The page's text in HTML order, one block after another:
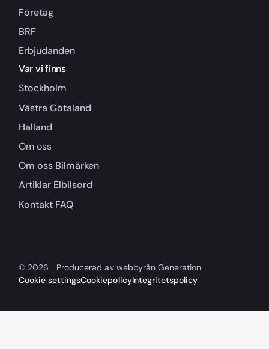
Företag
BRF
Erbjudanden
Var vi finns
Stockholm
Västra Götaland
Halland
Om oss
Om oss Bilmärken
Artiklar Elbilsord
Kontakt FAQ
© 2026
Producerad av webbyrån Generation
Cookie settingsCookiepolicyIntegritetspolicy